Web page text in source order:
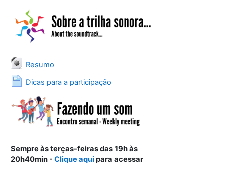
Resumo
Arquivo
Dicas para a participação
Página
Sempre às terças-feiras das 19h às
20h40min -Clique aqui para acessar